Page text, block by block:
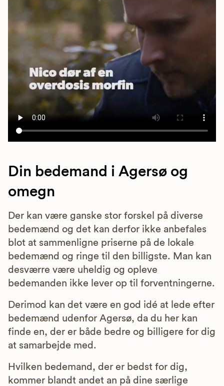
Din bedemand i Agersø og
omegn
Der kan være ganske stor forskel på diverse
bedemænd og det kan derfor ikke anbefales
blot at sammenligne priserne på de lokale
bedemænd og ringe til den billigste. Man kan
desværre være uheldig og opleve
bedemanden ikke lever op til forventningerne.
Derimod kan det være en god idé at lede efter
bedemænd udenfor Agersø, da du her kan
finde en, der er både bedre og billigere for dig
at samarbejde med.
Hvilken bedemand, der er bedst for dig,
kommer blandt andet an på dine særlige